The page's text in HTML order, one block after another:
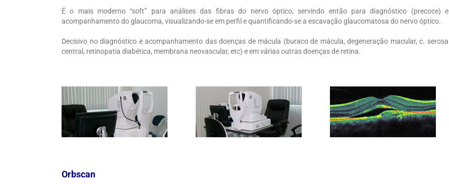
É o mais moderno “soft” para análises das fibras do nervo óptico, servindo então para diagnóstico (precoce) e
acompanhamento do glaucoma, visualizando-se em perfil e quantificando-se a escavação glaucomatosa do nervo óptico.
Decisivo no diagnóstico e acompanhamento das doenças de mácula (buraco de mácula, degeneração macular, c. serosa
central, retinopatia diabética, membrana neovascular, etc) e em várias outras doenças de retina.
Orbscan